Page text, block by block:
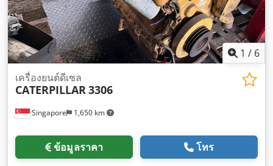
1 / 6
Singapore 1,650 km
เครื่องยนต์ดีเซล
CATERPILLAR3306
ข้อมูลราคา โทร